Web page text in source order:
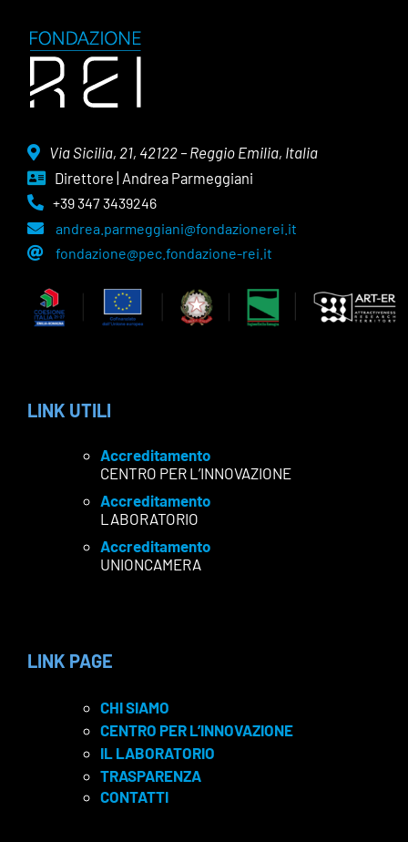
Via Sicilia, 21, 42122 – Reggio Emilia, Italia
Direttore | Andrea Parmeggiani
+39 347 3439246
andrea.parmeggiani@fondazionerei.it
fondazione@pec.fondazione-rei.it
LINK UTILI
Accreditamento
CENTRO PER L’INNOVAZIONE
Accreditamento
LABORATORIO
Accreditamento
UNIONCAMERA
LINK PAGE
CHI SIAMO
CENTRO PER L’INNOVAZIONE
IL LABORATORIO
TRASPARENZA
CONTATTI